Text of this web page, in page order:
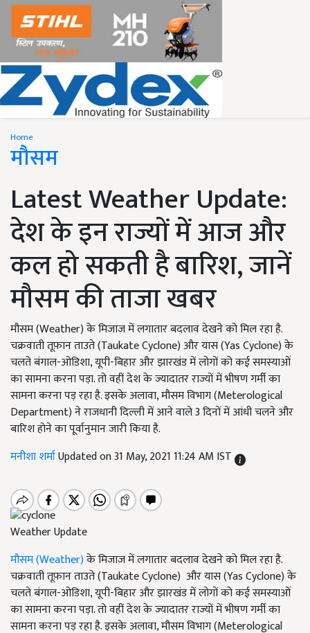
Home
मौसम
Latest Weather Update:
देश के इन राज्यों में आज और
कल हो सकती है बारिश, जानें
मौसम की ताजा खबर
मौसम (Weather) के मिजाज में लगातार बदलाव देखने को मिल रहा है.
चक्रवाती तूफ़ान ताउते (Taukate Cyclone) और यास (Yas Cyclone) के
चलते बंगाल-ओडिशा, यूपी-बिहार और झारखंड में लोगों को कई समस्याओं
का सामना करना पड़ा. तो वहीं देश के ज्यादातर राज्यों में भीषण गर्मी का
सामना करना पड़ रहा है. इसके अलावा, मौसम विभाग (Meterological
Department) ने राजधानी दिल्ली में आने वाले 3 दिनों में आंधी चलने और
बारिश होने का पूर्वानुमान जारी किया है.
मनीशा शर्माUpdated on 31 May, 2021 11:24 AM IST
Weather Update
मौसम (Weather)के मिजाज में लगातार बदलाव देखने को मिल रहा है.
चक्रवाती तूफ़ान ताउते (Taukate Cyclone) और यास (Yas Cyclone) के
चलते बंगाल-ओडिशा, यूपी-बिहार और झारखंड में लोगों को कई समस्याओं
का सामना करना पड़ा. तो वहीं देश के ज्यादातर राज्यों में भीषण गर्मी का
सामना करना पड़ रहा है. इसके अलावा, मौसम विभाग (Meterological